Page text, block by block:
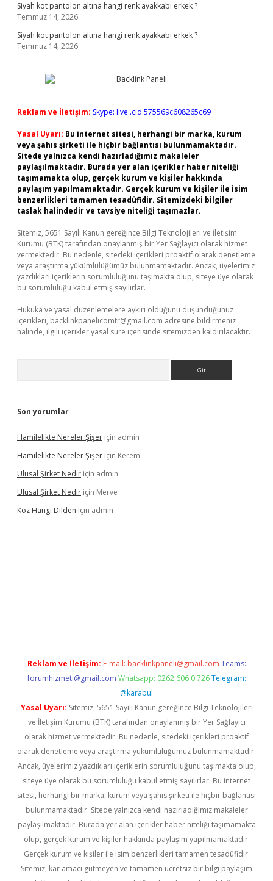
Siyah kot pantolon altına hangi renk ayakkabı erkek ?
Temmuz 14, 2026
Siyah kot pantolon altına hangi renk ayakkabı erkek ?
Temmuz 14, 2026
Reklam ve İletişim: Skype: live:.cid.575569c608265c69
Yasal Uyarı: Bu internet sitesi, herhangi bir marka, kurum
veya şahıs şirketi ile hiçbir bağlantısı bulunmamaktadır.
Sitede yalnızca kendi hazırladığımız makaleler
paylaşılmaktadır. Burada yer alan içerikler haber niteliği
taşımamakta olup, gerçek kurum ve kişiler hakkında
paylaşım yapılmamaktadır. Gerçek kurum ve kişiler ile isim
benzerlikleri tamamen tesadüfidir. Sitemizdeki bilgiler
taslak halindedir ve tavsiye niteliği taşımazlar.
Sitemiz, 5651 Sayılı Kanun gereğince Bilgi Teknolojileri ve İletişim
Kurumu (BTK) tarafından onaylanmış bir Yer Sağlayıcı olarak hizmet
vermektedir. Bu nedenle, sitedeki içerikleri proaktif olarak denetleme
veya araştırma yükümlülüğümüz bulunmamaktadır. Ancak, üyelerimiz
yazdıkları içeriklerin sorumluluğunu taşımakta olup, siteye üye olarak
bu sorumluluğu kabul etmiş sayılırlar.
Hukuka ve yasal düzenlemelere aykırı olduğunu düşündüğünüz
içerikleri, backlinkpanelicomtr@gmail.com adresine bildirmeniz
halinde, ilgili içerikler yasal süre içerisinde sitemizden kaldırılacaktır.
Son yorumlar
Hamilelikte Nereler Şişer için admin
Hamilelikte Nereler Şişer için Kerem
Ulusal Şirket Nedir için admin
Ulusal Şirket Nedir için Merve
Koz Hangi Dilden için admin
Reklam ve İletişim: E-mail: backlinkpaneli@gmail.com Teams:
forumhizmeti@gmail.com Whatsapp: 0262 606 0 726 Telegram:
@karabul
Yasal Uyarı: Sitemiz, 5651 Sayılı Kanun gereğince Bilgi Teknolojileri
ve İletişim Kurumu (BTK) tarafından onaylanmış bir Yer Sağlayıcı
olarak hizmet vermektedir. Bu nedenle, sitedeki içerikleri proaktif
olarak denetleme veya araştırma yükümlülüğümüz bulunmamaktadır.
Ancak, üyelerimiz yazdıkları içeriklerin sorumluluğunu taşımakta olup,
siteye üye olarak bu sorumluluğu kabul etmiş sayılırlar. Bu internet
sitesi, herhangi bir marka, kurum veya şahıs şirketi ile hiçbir bağlantısı
bulunmamaktadır. Sitede yalnızca kendi hazırladığımız makaleler
paylaşılmaktadır. Burada yer alan içerikler haber niteliği taşımamakta
olup, gerçek kurum ve kişiler hakkında paylaşım yapılmamaktadır.
Gerçek kurum ve kişiler ile isim benzerlikleri tamamen tesadüfidir.
Sitemiz, kar amacı gütmeyen ve tamamen ücretsiz bir bilgi paylaşım